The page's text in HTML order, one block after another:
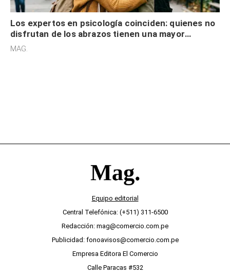
Los expertos en psicología coinciden: quienes no
disfrutan de los abrazos tienen una mayor
sensibilidad a los estímulos físicos y no es por
MAG.
Equipo editorial
Central Telefónica: (+511) 311-6500
Redacción: mag@comercio.com.pe
Publicidad: fonoavisos@comercio.com.pe
Empresa Editora El Comercio
Calle Paracas #532